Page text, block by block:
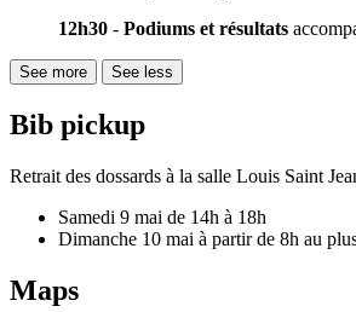
12h30 - Podiums et résultats
See more See less
Bib pickup
Retrait des dossards à la salle Louis Saint
Samedi 9 mai de 14h à 18h
Dimanche 10 mai à partir de 8h au
Maps